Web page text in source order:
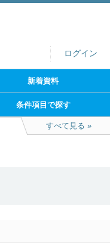
ログイン
新着資料
条件項目で探す
すべて見る